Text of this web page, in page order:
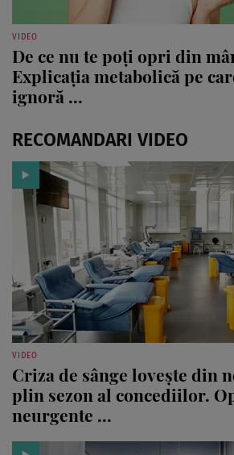
VIDEO
De ce nu te poți opri din
Explicația metabolică pe
ignoră ...
RECOMANDARI VIDEO
VIDEO
Criza de sânge lovește din
plin sezon al concediilor.
neurgente ...